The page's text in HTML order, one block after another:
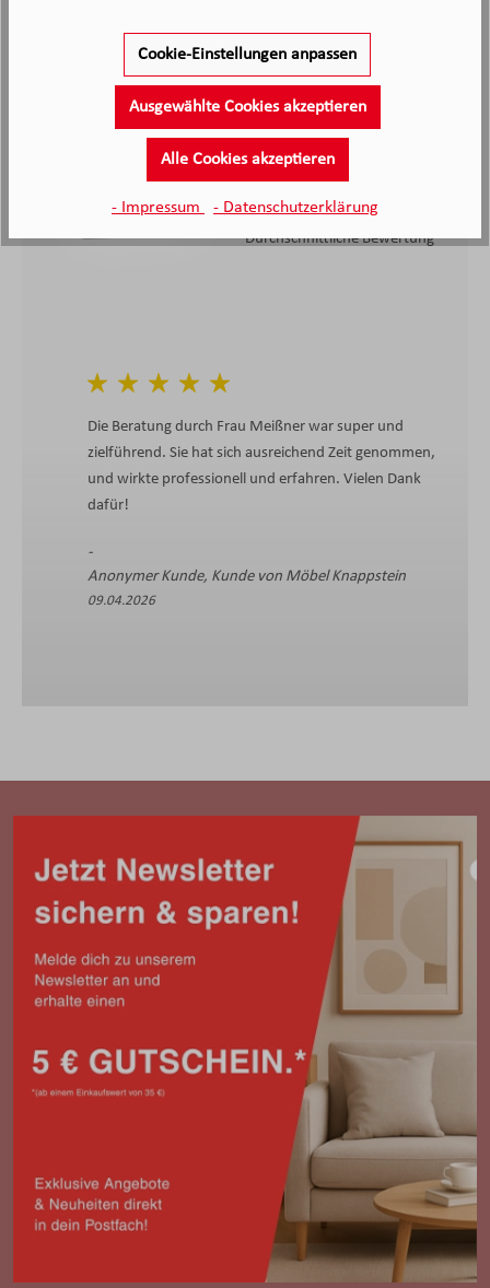
2138 Bewertungen
2.138
Kunden haben unseren Service
bewertet
4.4
Durchschnittliche Bewertung
Die Beratung durch Frau Meißner war super und
zielführend. Sie hat sich ausreichend Zeit genommen,
und wirkte professionell und erfahren. Vielen Dank
dafür!
Anonymer Kunde, Kunde von Möbel Knappstein
09.04.2026
Cookie-Einstellungen anpassen
Ausgewählte Cookies akzeptieren
Alle Cookies akzeptieren
- Impressum - Datenschutzerklärung